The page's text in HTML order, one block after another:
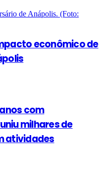
econômico de
com
milhares de
atividades